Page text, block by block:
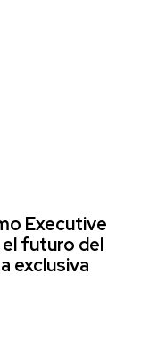
Executive
el futuro del
exclusiva